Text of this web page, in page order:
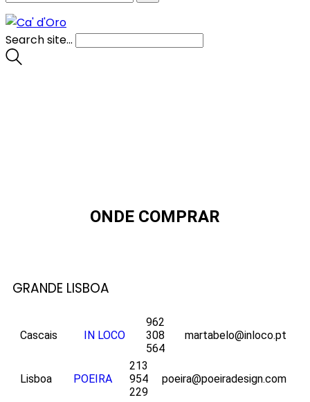
Search site...
ONDE COMPRAR
GRANDE LISBOA
Cascais IN LOCO
962
308
564
martabelo@inloco.pt
Lisboa POEIRA
213
954
229
poeira@poeiradesign.com